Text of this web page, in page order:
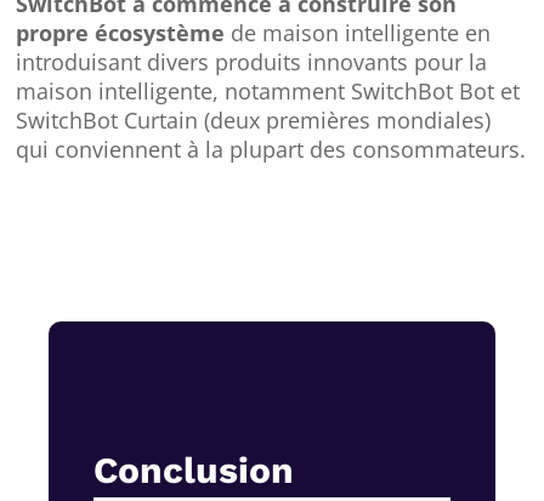
propre écosystème de maison intelligente en
introduisant divers produits innovants pour la
maison intelligente, notamment SwitchBot Bot et
SwitchBot Curtain (deux premières mondiales)
qui conviennent à la plupart des consommateurs.
Conclusion